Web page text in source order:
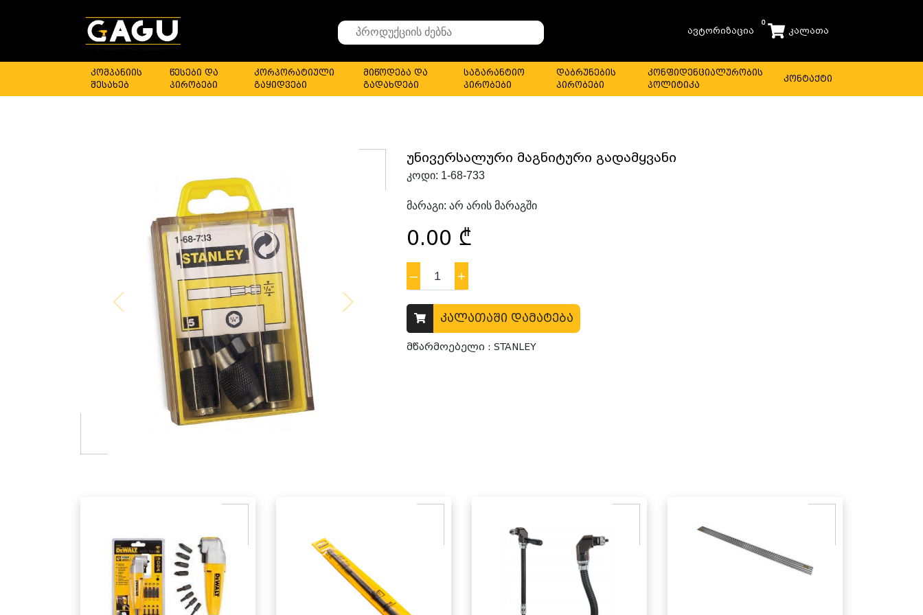
Search
for
ავტორიზაცია
0
კალათა
კომპანიის
შესახებ
წესები და
პირობები
კორპორატიული
გაყიდვები
მიწოდება და
გადახდები
საგარანტიო
პირობები
დაბრუნების
პირობები
კონფიდენციალურობის
პოლიტიკა
კონტაქტი
უნივერსალური მაგნიტური გადამყვანი
კოდი: 1-68-733
მარაგი: არ არის მარაგში
0.00 ₾
– 1 +
კალათაში დამატება
მწარმოებელი : STANLEY